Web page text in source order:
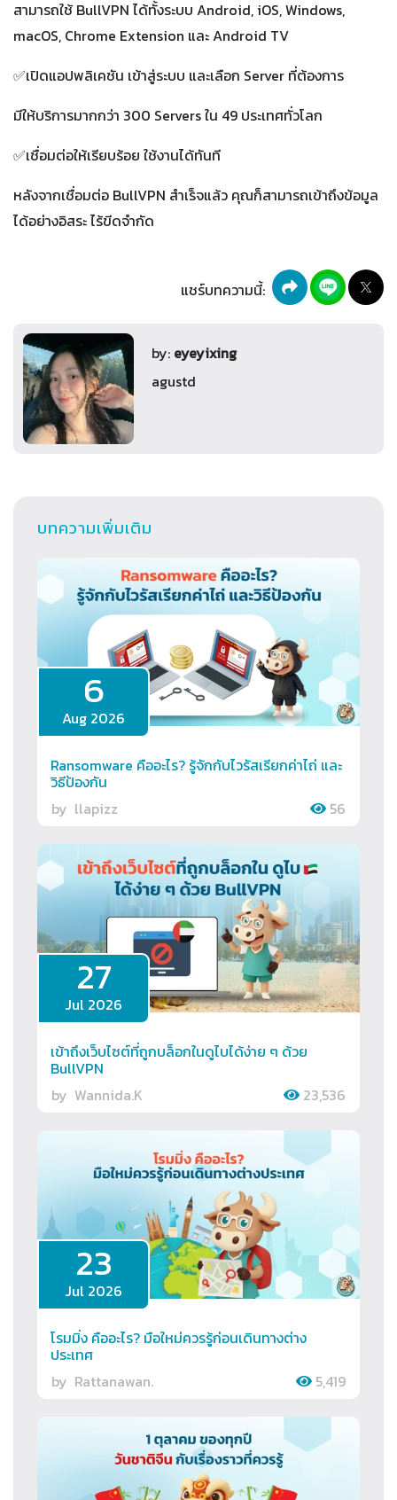
สามารถใช้ BullVPN ได้ทั้งระบบ Android, iOS, Windows,
macOS, Chrome Extension และ Android TV
✅เปิดแอปพลิเคชัน เข้าสู่ระบบ และเลือก Server ที่ต้องการ
มีให้บริการมากกว่า 300 Servers ใน 49 ประเทศทั่วโลก
✅เชื่อมต่อให้เรียบร้อย ใช้งานได้ทันที
หลังจากเชื่อมต่อ BullVPN สำเร็จแล้ว คุณก็สามารถเข้าถึงข้อมูล
ได้อย่างอิสระ ไร้ขีดจำกัด
แชร์บทความนี้:
by: eyeyixing
agustd
บทความเพิ่มเติม
6
Aug 2026
Ransomware คืออะไร? รู้จักกับไวรัสเรียกค่าไถ่ และ
วิธีป้องกัน
by llapizz 56
27
Jul 2026
เข้าถึงเว็บไซต์ที่ถูกบล็อกในดูไบได้ง่าย ๆ ด้วย
BullVPN
by Wannida.K 23,536
23
Jul 2026
โรมมิ่ง คืออะไร? มือใหม่ควรรู้ก่อนเดินทางต่าง
ประเทศ
by Rattanawan. 5,419